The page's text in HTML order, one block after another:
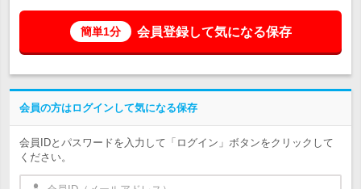
簡単1分 会員登録して気になる保存
会員の方はログインして気になる保存
会員IDとパスワードを入力して「ログイン」ボタンをクリックして
ください。